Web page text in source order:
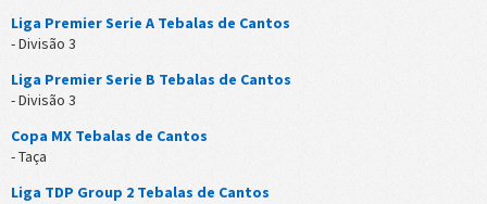
Liga Premier Serie A Tebalas de Cantos
- Divisão 3
Liga Premier Serie B Tebalas de Cantos
- Divisão 3
Copa MX Tebalas de Cantos
- Taça
Liga TDP Group 2 Tebalas de Cantos